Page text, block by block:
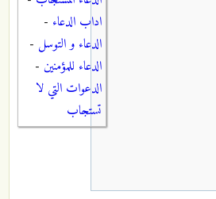
اداب الدعاء -
الدعاء و التوسل -
الدعاء للمؤمنين -
الدعوات التي لا
تستجاب